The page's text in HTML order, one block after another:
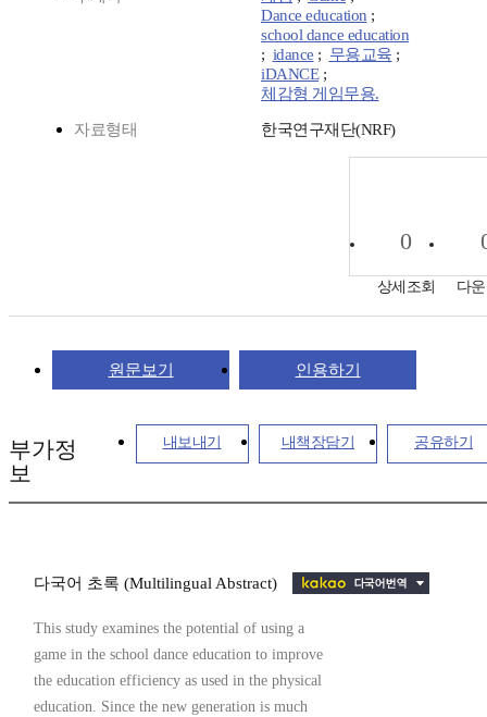
Dance education ;
school dance education
; idance ; 무용교육 ;
iDANCE;
체감형 게임무용.
자료형태 한국연구재단(NRF)
0
상세조회 다
원문보기 인용하기
내보내기 내책장담기 공유하기
부가정
보
다국어 초록 (Multilingual Abstract)
This study examines the potential of using a
game in the school dance education to improve
the education efficiency as used in the physical
education. Since the new generation is much